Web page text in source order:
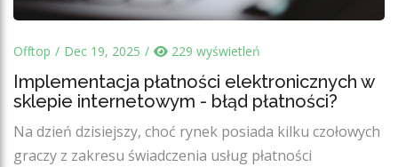
Offtop Dec 19, 2025 229 wyświetleń
Implementacja płatności elektronicznych w
sklepie internetowym - błąd płatności?
Na dzień dzisiejszy, choć rynek posiada kilku czołowych
graczy z zakresu świadczenia usług płatności